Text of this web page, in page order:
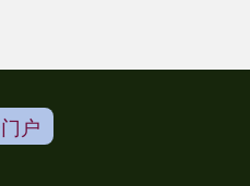
户